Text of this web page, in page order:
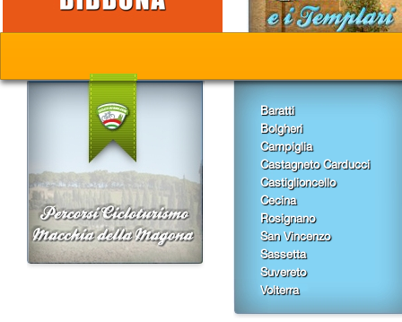
Baratti
Bolgheri
Campiglia
Castagneto Carducci
Castiglioncello
Cecina
Rosignano
San Vincenzo
Sassetta
Suvereto
Volterra